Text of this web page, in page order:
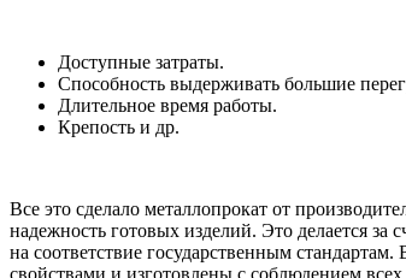
Доступные затраты.
Способность выдерживать большие
Длительное время работы.
Крепость и др.
Все это сделало металлопрокат от
надежность готовых изделий. Это делается
на соответствие государственным
свойствами и изготовлены с соблюдением